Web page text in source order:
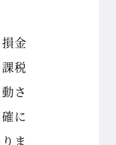
金
税
さ
に
ま